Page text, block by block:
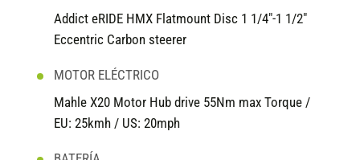
Addict eRIDE HMX Flatmount Disc 1 1/4"-1 1/2"
Eccentric Carbon steerer
MOTOR ELÉCTRICO
Mahle X20 Motor Hub drive 55Nm max Torque /
EU: 25kmh / US: 20mph